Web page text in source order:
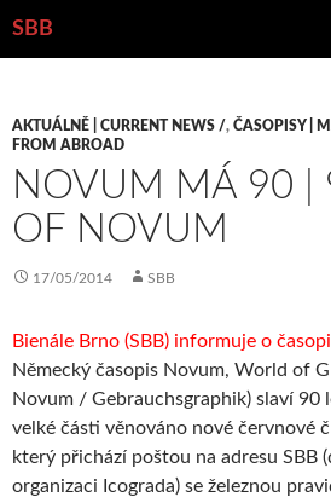
SBB
WEBU
AKTUÁLNĚ | CURRENT NEWS /, ČASOPISY |
FROM ABROAD
NOVUM MÁ 90 |
OF NOVUM
17/05/2014 SBB
Bienále Brno (SBB) informuje o
Německý časopis Novum, World of
Novum / Gebrauchsgraphik) slaví 90
velké části věnováno nové červnové
který přichází poštou na adresu SBB
organizaci Icograda) se železnou